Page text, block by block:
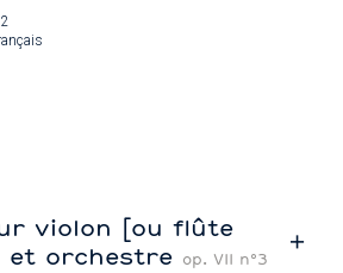
violon [ou flûte
et orchestre op. VII n°3